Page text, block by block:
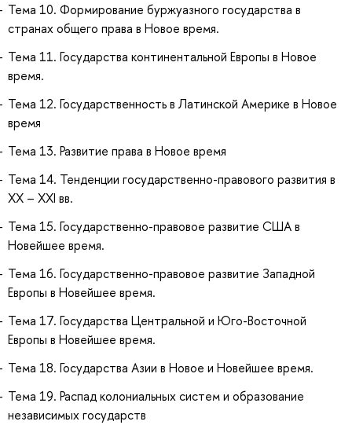
Тема 10. Формирование буржуазного государства в
странах общего права в Новое время.
Тема 11. Государства континентальной Европы в Новое
время.
Тема 12. Государственность в Латинской Америке в Новое
время
Тема 13. Развитие права в Новое время
Тема 14. Тенденции государственно-правового развития в
XX – XXI вв.
Тема 15. Государственно-правовое развитие США в
Новейшее время.
Тема 16. Государственно-правовое развитие Западной
Европы в Новейшее время.
Тема 17. Государства Центральной и Юго-Восточной
Европы в Новейшее время.
Тема 18. Государства Азии в Новое и Новейшее время.
Тема 19. Распад колониальных систем и образование
независимых государств